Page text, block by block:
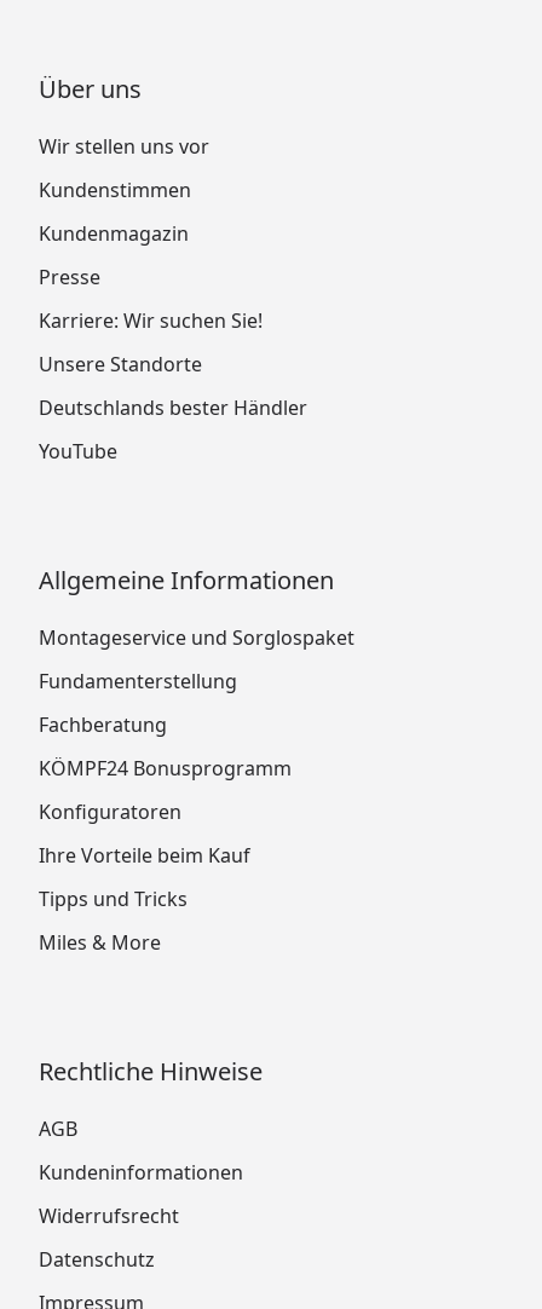
Über uns
Wir stellen uns vor
Kundenstimmen
Kundenmagazin
Presse
Karriere: Wir suchen Sie!
Unsere Standorte
Deutschlands bester Händler
YouTube
Allgemeine Informationen
Montageservice und Sorglospaket
Fundamenterstellung
Fachberatung
KÖMPF24 Bonusprogramm
Konfiguratoren
Ihre Vorteile beim Kauf
Tipps und Tricks
Miles & More
Rechtliche Hinweise
AGB
Kundeninformationen
Widerrufsrecht
Datenschutz
Impressum